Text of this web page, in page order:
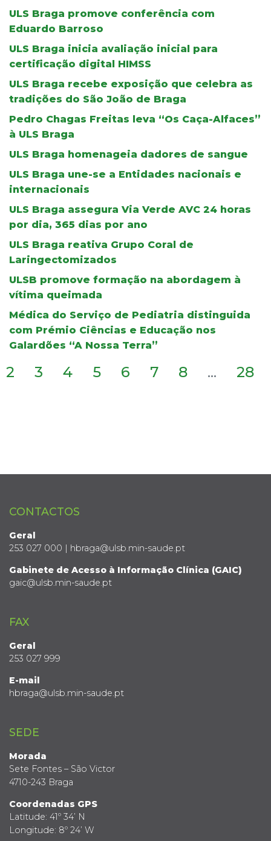
ULS Braga promove conferência com
Eduardo Barroso
ULS Braga inicia avaliação inicial para
certificação digital HIMSS
ULS Braga recebe exposição que celebra as
tradições do São João de Braga
Pedro Chagas Freitas leva “Os Caça-Alfaces”
à ULS Braga
ULS Braga homenageia dadores de sangue
ULS Braga une-se a Entidades nacionais e
internacionais
ULS Braga assegura Via Verde AVC 24 horas
por dia, 365 dias por ano
ULS Braga reativa Grupo Coral de
Laringectomizados
ULSB promove formação na abordagem à
vítima queimada
Médica do Serviço de Pediatria distinguida
com Prémio Ciências e Educação nos
Galardões “A Nossa Terra”
2 3 4 5 6 7 8 ... 28
CONTACTOS
Geral
253 027 000 | hbraga@ulsb.min-saude.pt
Gabinete de Acesso à Informação Clínica (GAIC)
gaic@ulsb.min-saude.pt
FAX
Geral
253 027 999
E-mail
hbraga@ulsb.min-saude.pt
SEDE
Morada
Sete Fontes – São Victor
4710-243 Braga
Coordenadas GPS
Latitude: 41º 34’ N
Longitude: 8º 24’ W